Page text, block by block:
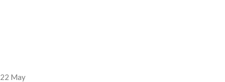
22 May